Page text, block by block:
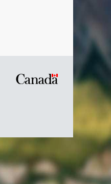
Canada